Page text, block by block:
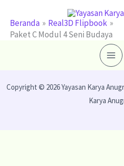
konten
Beranda
Real3D Flipbook
Paket C Modul 4 Seni Budaya
Copyright © 2026 Yayasan Karya
Karya